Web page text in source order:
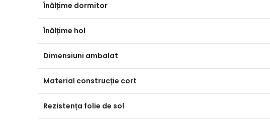
Înălțime dormitor
Înălțime hol
Dimensiuni ambalat
Material construcție cort
Rezistența folie de sol